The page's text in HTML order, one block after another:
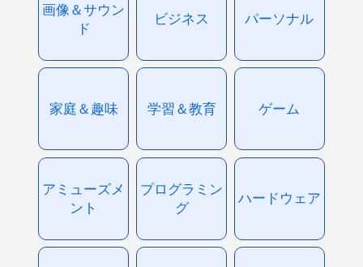
画像＆サウン
ド
ビジネス パーソナル
家庭＆趣味 学習＆教育 ゲーム
アミューズメ
ント
プログラミン
グ
ハードウェア